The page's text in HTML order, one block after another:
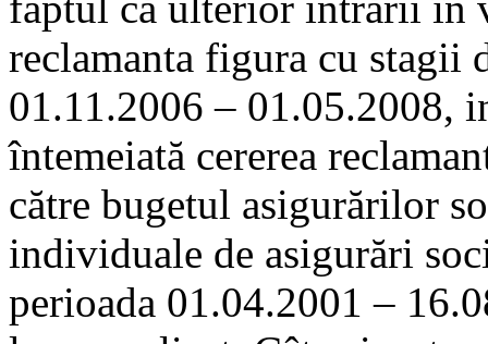
reclamanta figura cu stagii
01.11.2006 – 01.05.2008,
întemeiată cererea
către bugetul asigurărilor
individuale de asigurări
perioada 01.04.2001 –